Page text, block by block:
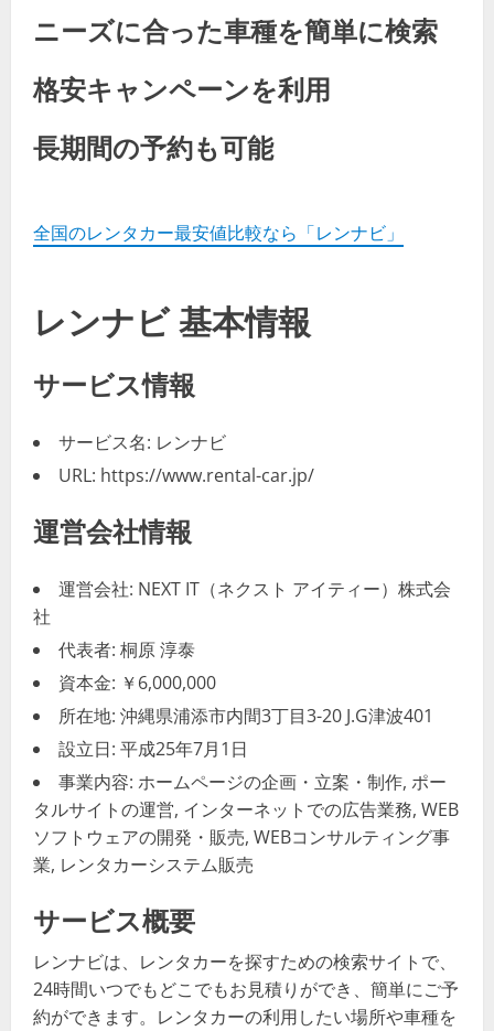
ニーズに合った車種を簡単に検索
格安キャンペーンを利用
長期間の予約も可能
全国のレンタカー最安値比較なら「レンナビ」
レンナビ 基本情報
サービス情報
サービス名: レンナビ
URL: https://www.rental-car.jp/
運営会社情報
運営会社: NEXT IT（ネクスト アイティー）株式会
社
代表者: 桐原 淳泰
資本金: ￥6,000,000
所在地: 沖縄県浦添市内間3丁目3-20 J.G津波401
設立日: 平成25年7月1日
事業内容: ホームページの企画・立案・制作, ポー
タルサイトの運営, インターネットでの広告業務, WEB
ソフトウェアの開発・販売, WEBコンサルティング事
業, レンタカーシステム販売
サービス概要
レンナビは、レンタカーを探すための検索サイトで、
24時間いつでもどこでもお見積りができ、簡単にご予
約ができます。レンタカーの利用したい場所や車種を